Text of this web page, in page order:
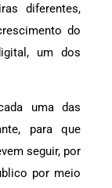
diferentes,
do
um dos
uma das
para que
seguir, por
por meio